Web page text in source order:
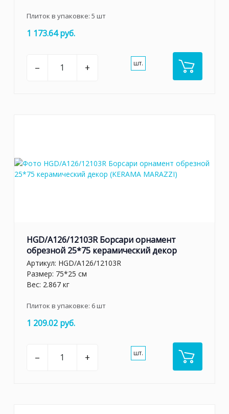
Плиток в упаковке: 5 шт
1 173.64 руб.
– + шт.
HGD/A126/12103R Борсари орнамент
обрезной 25*75 керамический декор
Артикул: HGD/A126/12103R
Размер: 75*25 см
Вес: 2.867 кг
Плиток в упаковке: 6шт
1 209.02 руб.
– + шт.